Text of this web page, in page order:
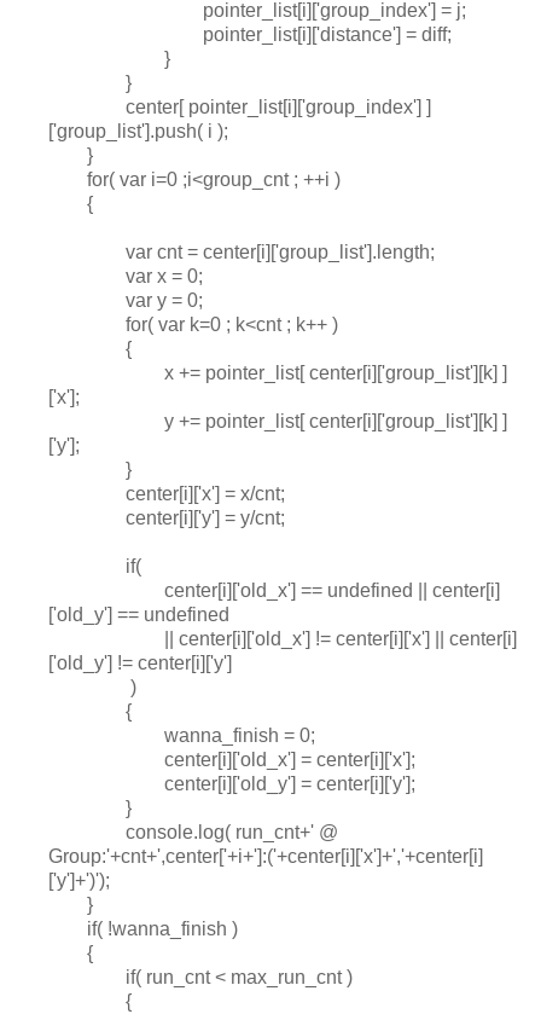
pointer_list[i]['group_index'] = j;
pointer_list[i]['distance'] = diff;
}
}
center[ pointer_list[i]['group_index'] ]
['group_list'].push( i );
}
for( var i=0 ;i<group_cnt ; ++i )
{
var cnt = center[i]['group_list'].length;
var x = 0;
var y = 0;
for( var k=0 ; k<cnt ; k++ )
{
x += pointer_list[ center[i]['group_list'][k] ]
['x'];
y += pointer_list[ center[i]['group_list'][k] ]
['y'];
}
center[i]['x'] = x/cnt;
center[i]['y'] = y/cnt;
if(
center[i]['old_x'] == undefined || center[i]
['old_y'] == undefined
|| center[i]['old_x'] != center[i]['x'] || center[i]
['old_y'] != center[i]['y']
)
{
wanna_finish = 0;
center[i]['old_x'] = center[i]['x'];
center[i]['old_y'] = center[i]['y'];
}
console.log( run_cnt+' @
Group:'+cnt+',center['+i+']:('+center[i]['x']+','+center[i]
['y']+')');
}
if( !wanna_finish )
{
if( run_cnt < max_run_cnt )
{